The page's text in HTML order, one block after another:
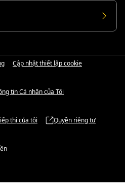
Cập nhật thiết lập cookie
tin Cá nhân của Tôi
thị của tôi Quyền riêng tư